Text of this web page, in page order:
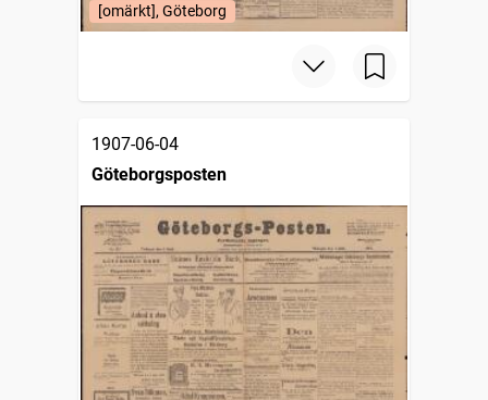
[omärkt], Göteborg
1907-06-04
Göteborgsposten